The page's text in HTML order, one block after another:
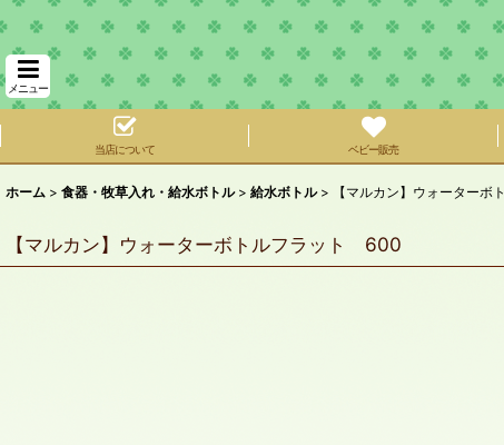
メニュー
当店について ベビー販売
ホーム > 食器・牧草入れ・給水ボトル > 給水ボトル > 【マルカン】ウォーター
【マルカン】ウォーターボトルフラット 600